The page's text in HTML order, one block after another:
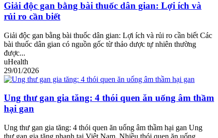
Giải độc gan bằng bài thuốc dân gian: Lợi ích và
rủi ro cần biết
Giải độc gan bằng bài thuốc dân gian: Lợi ích và rủi ro cần biết Các
bài thuốc dân gian có nguồn gốc từ thảo dược tự nhiên thường
được...
uHealth
29/01/2026
Ung thư gan gia tăng: 4 thói quen ăn uống âm thầm
hại gan
Ung thư gan gia tăng: 4 thói quen ăn uống âm thầm hại gan Ung